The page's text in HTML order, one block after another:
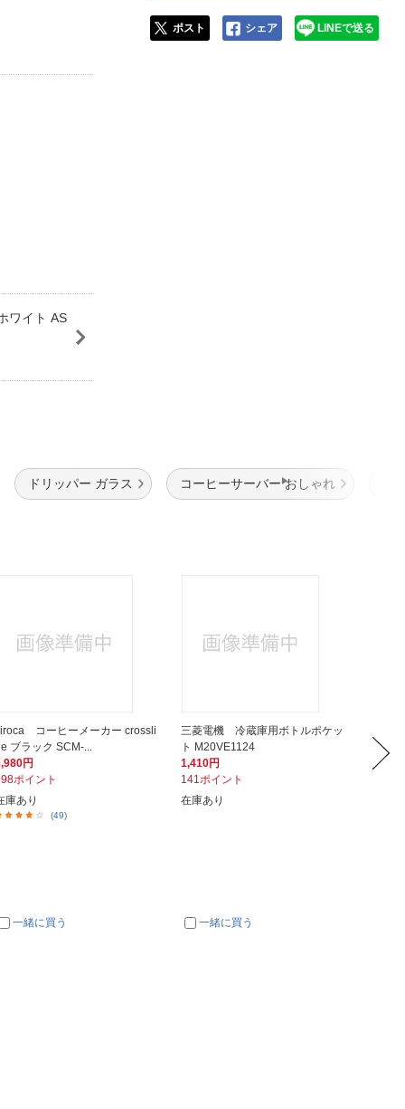
ワイト AS
ポスト シェア LINEで送る
ドリッパー ガラス コーヒーサーバー おしゃれ
コーヒーメーカー crossli
ブラック SCM-...
円
ポイント
庫あり
(49)
一緒に買う
三菱電機 冷蔵庫用ボトルポケッ
ト M20VE1124
1,410円
141ポイント
在庫あり
一緒に買う
シー
2,780円